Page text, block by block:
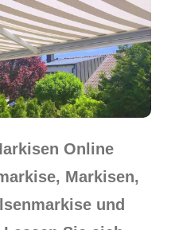
Online
Markisen,
und